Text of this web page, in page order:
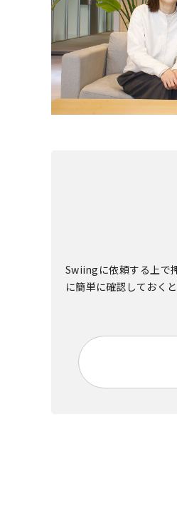
Swiingに依頼する上で
に簡単に確認しておく